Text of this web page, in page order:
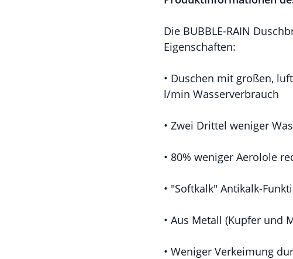
Die BUBBLE-RAIN
Eigenschaften:
• Duschen mit großen,
l/min Wasserverbrauch
• Zwei Drittel weniger
• 80% weniger Aerolole
• "Softkalk" Antikalk-
• Aus Metall (Kupfer und
• Weniger Verkeimung